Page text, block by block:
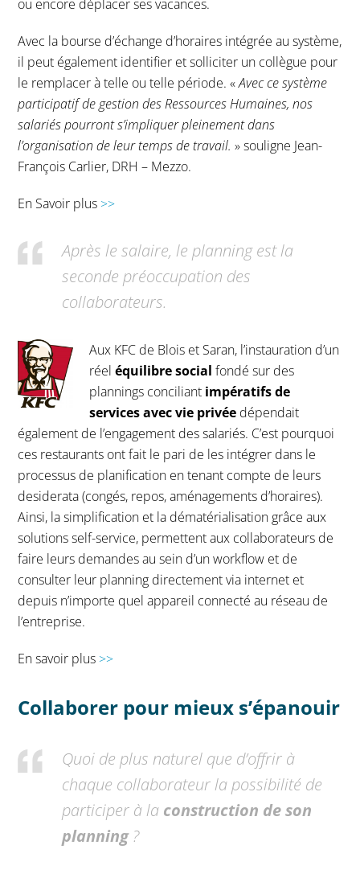
ou encore déplacer ses vacances.
Avec la bourse d’échange d’horaires intégrée au système,
il peut également identifier et solliciter un collègue pour
le remplacer à telle ou telle période. «Avec ce système
participatif de gestion des Ressources Humaines, nos
salariés pourront s’impliquer pleinement dans
l’organisation de leur temps de travail. » souligne Jean-
François Carlier, DRH – Mezzo.
En Savoir plus>>
Après le salaire, le planning est la
seconde préoccupation des
collaborateurs.
Aux KFC de Blois et Saran, l’instauration d’un
réeléquilibre social fondé sur des
plannings conciliant impératifs de
services avec vie privée dépendait
également de l’engagement des salariés. C’est pourquoi
ces restaurants ont fait le pari de les intégrer dans le
processus de planification en tenant compte de leurs
desiderata (congés, repos, aménagements d’horaires).
Ainsi, la simplification et la dématérialisation grâce aux
solutions self-service, permettent aux collaborateurs de
faire leurs demandes au sein d’un workflow et de
consulter leur planning directement via internet et
depuis n’importe quel appareil connecté au réseau de
l’entreprise.
En savoir plus>>
Collaborer pour mieux s’épanouir
Quoi de plus naturel que d’offrir à
chaque collaborateur la possibilité de
participer à la construction de son
planning?